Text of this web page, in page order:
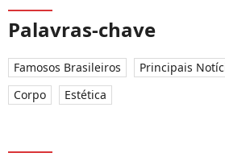
Palavras-chave
Famosos Brasileiros Principais
Corpo
Estética